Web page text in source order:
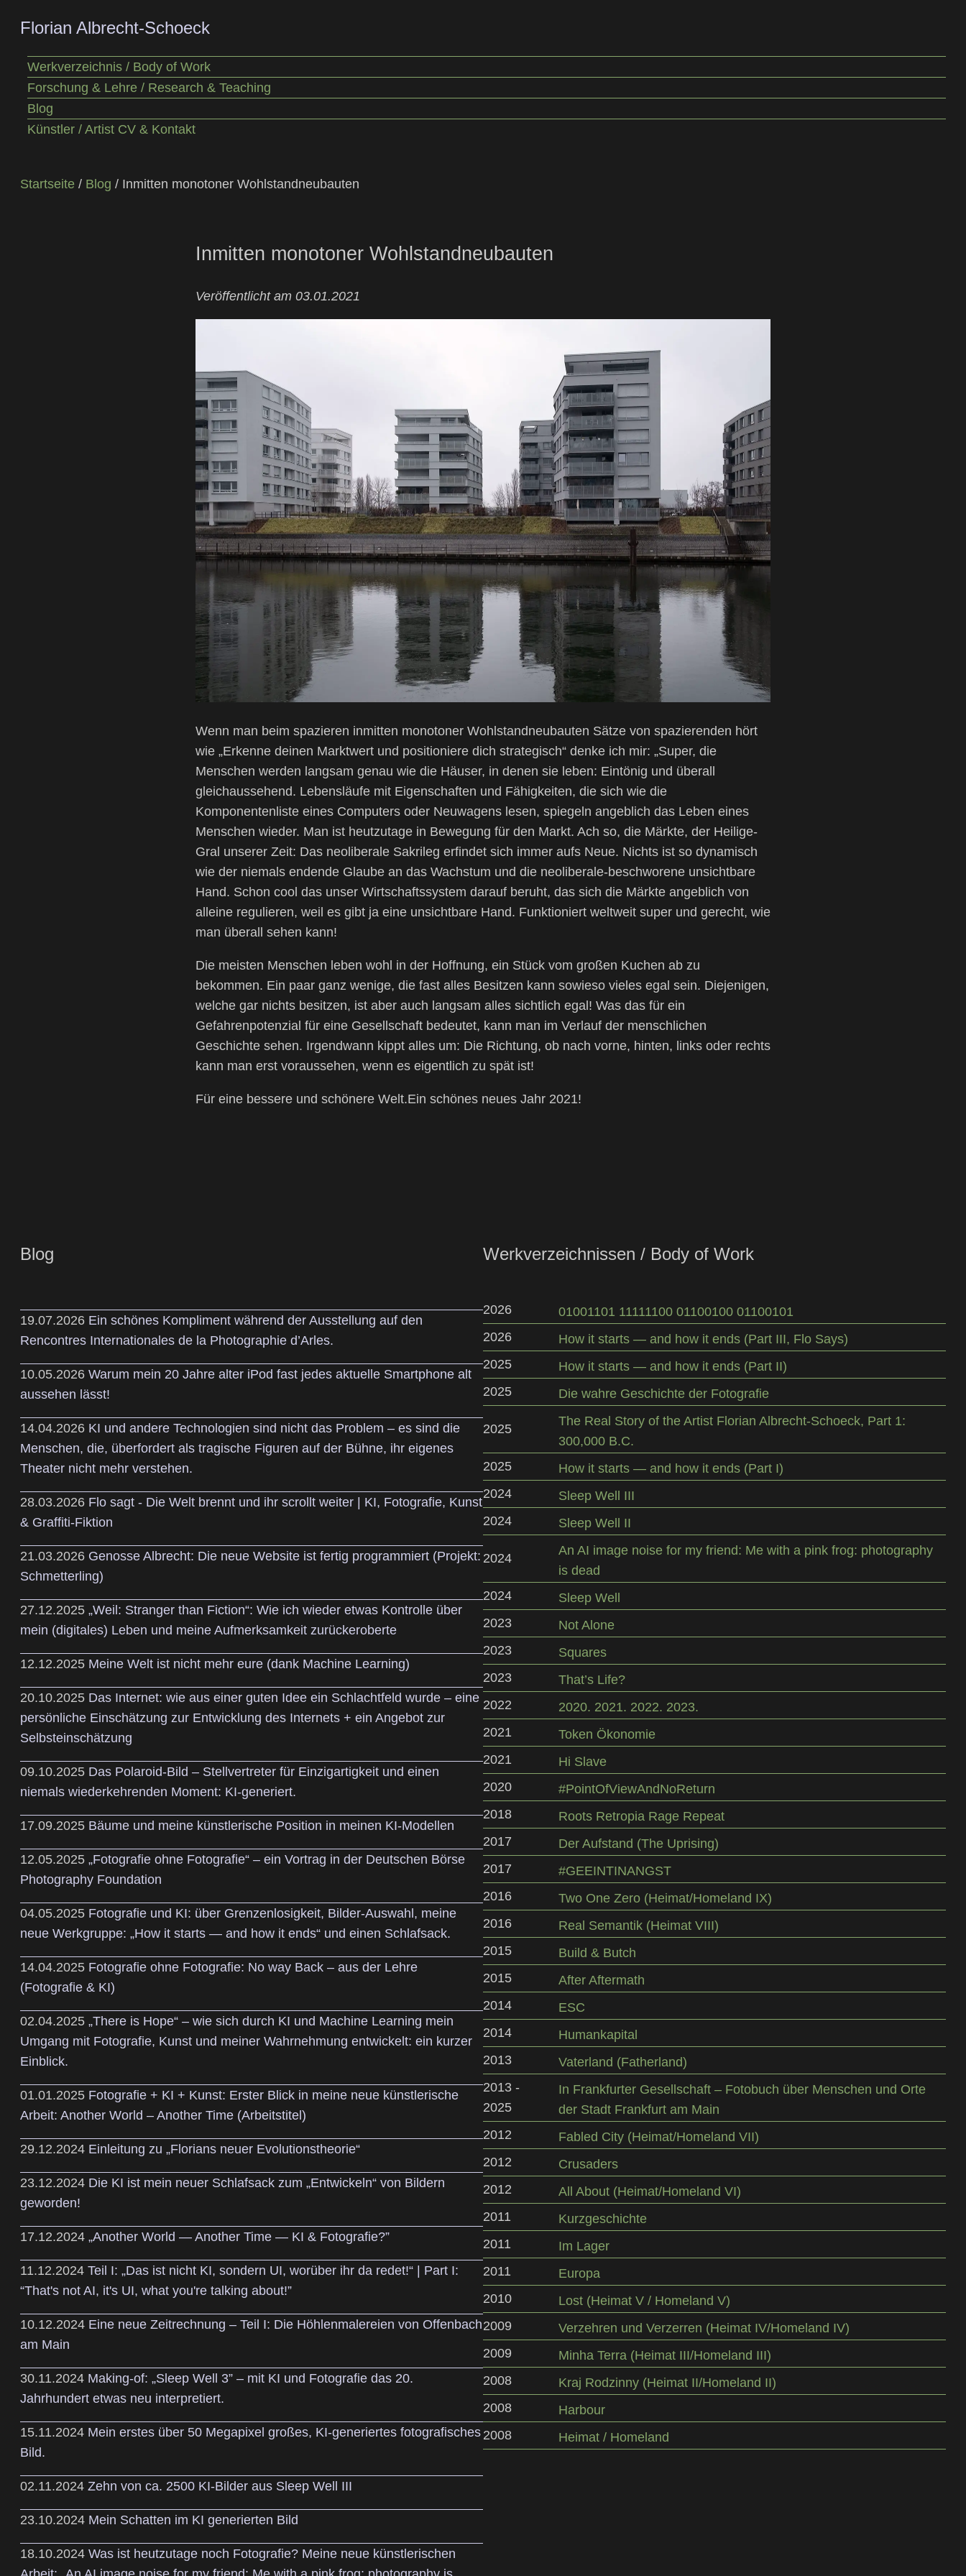
Florian Albrecht-Schoeck
Werkverzeichnis / Body of Work
Forschung & Lehre / Research & Teaching
Blog
Künstler / Artist CV & Kontakt
Startseite / Blog / Inmitten monotoner Wohlstandneubauten
Inmitten monotoner Wohlstandneubauten
Veröffentlicht am 03.01.2021
Wenn man beim spazieren inmitten monotoner Wohlstandneubauten Sätze von spazierenden hört
wie „Erkenne deinen Marktwert und positioniere dich strategisch“ denke ich mir: „Super, die
Menschen werden langsam genau wie die Häuser, in denen sie leben: Eintönig und überall
gleichaussehend. Lebensläufe mit Eigenschaften und Fähigkeiten, die sich wie die
Komponentenliste eines Computers oder Neuwagens lesen, spiegeln angeblich das Leben eines
Menschen wieder. Man ist heutzutage in Bewegung für den Markt. Ach so, die Märkte, der Heilige-
Gral unserer Zeit: Das neoliberale Sakrileg erfindet sich immer aufs Neue. Nichts ist so dynamisch
wie der niemals endende Glaube an das Wachstum und die neoliberale-beschworene unsichtbare
Hand. Schon cool das unser Wirtschaftssystem darauf beruht, das sich die Märkte angeblich von
alleine regulieren, weil es gibt ja eine unsichtbare Hand. Funktioniert weltweit super und gerecht, wie
man überall sehen kann!
Die meisten Menschen leben wohl in der Hoffnung, ein Stück vom großen Kuchen ab zu
bekommen. Ein paar ganz wenige, die fast alles Besitzen kann sowieso vieles egal sein. Diejenigen,
welche gar nichts besitzen, ist aber auch langsam alles sichtlich egal! Was das für ein
Gefahrenpotenzial für eine Gesellschaft bedeutet, kann man im Verlauf der menschlichen
Geschichte sehen. Irgendwann kippt alles um: Die Richtung, ob nach vorne, hinten, links oder rechts
kann man erst voraussehen, wenn es eigentlich zu spät ist!
Für eine bessere und schönere Welt.Ein schönes neues Jahr 2021!
Blog
19.07.2026 Ein schönes Kompliment während der Ausstellung auf den
Rencontres Internationales de la Photographie d’Arles.
10.05.2026 Warum mein 20 Jahre alter iPod fast jedes aktuelle Smartphone alt
aussehen lässt!
14.04.2026 KI und andere Technologien sind nicht das Problem – es sind die
Menschen, die, überfordert als tragische Figuren auf der Bühne, ihr eigenes
Theater nicht mehr verstehen.
28.03.2026 Flo sagt - Die Welt brennt und ihr scrollt weiter | KI, Fotografie, Kunst
& Graffiti-Fiktion
21.03.2026 Genosse Albrecht: Die neue Website ist fertig programmiert (Projekt:
Schmetterling)
27.12.2025 „Weil: Stranger than Fiction“: Wie ich wieder etwas Kontrolle über
mein (digitales) Leben und meine Aufmerksamkeit zurückeroberte
12.12.2025 Meine Welt ist nicht mehr eure (dank Machine Learning)
20.10.2025 Das Internet: wie aus einer guten Idee ein Schlachtfeld wurde – eine
persönliche Einschätzung zur Entwicklung des Internets + ein Angebot zur
Selbsteinschätzung
09.10.2025 Das Polaroid-Bild – Stellvertreter für Einzigartigkeit und einen
niemals wiederkehrenden Moment: KI-generiert.
17.09.2025 Bäume und meine künstlerische Position in meinen KI-Modellen
12.05.2025 „Fotografie ohne Fotografie“ – ein Vortrag in der Deutschen Börse
Photography Foundation
04.05.2025 Fotografie und KI: über Grenzenlosigkeit, Bilder-Auswahl, meine
neue Werkgruppe: „How it starts — and how it ends“ und einen Schlafsack.
14.04.2025 Fotografie ohne Fotografie: No way Back – aus der Lehre
(Fotografie & KI)
02.04.2025 „There is Hope“ – wie sich durch KI und Machine Learning mein
Umgang mit Fotografie, Kunst und meiner Wahrnehmung entwickelt: ein kurzer
Einblick.
01.01.2025 Fotografie + KI + Kunst: Erster Blick in meine neue künstlerische
Arbeit: Another World – Another Time (Arbeitstitel)
29.12.2024 Einleitung zu „Florians neuer Evolutionstheorie“
23.12.2024 Die KI ist mein neuer Schlafsack zum „Entwickeln“ von Bildern
geworden!
17.12.2024 „Another World — Another Time — KI & Fotografie?”
11.12.2024 Teil I: „Das ist nicht KI, sondern UI, worüber ihr da redet!“ | Part I:
“That's not AI, it's UI, what you're talking about!”
10.12.2024 Eine neue Zeitrechnung – Teil I: Die Höhlenmalereien von Offenbach
am Main
30.11.2024 Making-of: „Sleep Well 3” – mit KI und Fotografie das 20.
Jahrhundert etwas neu interpretiert.
15.11.2024 Mein erstes über 50 Megapixel großes, KI-generiertes fotografisches
Bild.
02.11.2024 Zehn von ca. 2500 KI-Bilder aus Sleep Well III
23.10.2024 Mein Schatten im KI generierten Bild
18.10.2024 Was ist heutzutage noch Fotografie? Meine neue künstlerischen
Werkverzeichnissen / Body of Work
2026
01001101 11111100 01100100 01100101
2026
How it starts — and how it ends (Part III, Flo Says)
2025
How it starts — and how it ends (Part II)
2025
Die wahre Geschichte der Fotografie
2025
The Real Story of the Artist Florian Albrecht-Schoeck, Part 1:
300,000 B.C.
2025
How it starts — and how it ends (Part I)
2024
Sleep Well III
2024
Sleep Well II
2024
An AI image noise for my friend: Me with a pink frog: photography
is dead
2024
Sleep Well
2023
Not Alone
2023
Squares
2023
That’s Life?
2022
2020. 2021. 2022. 2023.
2021
Token Ökonomie
2021
Hi Slave
2020
#PointOfViewAndNoReturn
2018
Roots Retropia Rage Repeat
2017
Der Aufstand (The Uprising)
2017
#GEEINTINANGST
2016
Two One Zero (Heimat/Homeland IX)
2016
Real Semantik (Heimat VIII)
2015
Build & Butch
2015
After Aftermath
2014
ESC
2014
Humankapital
2013
Vaterland (Fatherland)
2013 -
2025
In Frankfurter Gesellschaft – Fotobuch über Menschen und Orte
der Stadt Frankfurt am Main
2012
Fabled City (Heimat/Homeland VII)
2012
Crusaders
2012
All About (Heimat/Homeland VI)
2011
Kurzgeschichte
2011
Im Lager
2011
Europa
2010
Lost (Heimat V / Homeland V)
2009
Verzehren und Verzerren (Heimat IV/Homeland IV)
2009
Minha Terra (Heimat III/Homeland III)
2008
Kraj Rodzinny (Heimat II/Homeland II)
2008
Harbour
2008
Heimat / Homeland